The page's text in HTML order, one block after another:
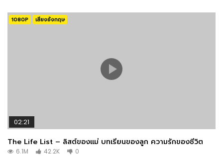
1080P เสียงอังกฤษ
02:21
The Life List – ลิสต์ของแม่ บทเรียนของลูก ความรักของชีวิต
6.1M 42.2K 0